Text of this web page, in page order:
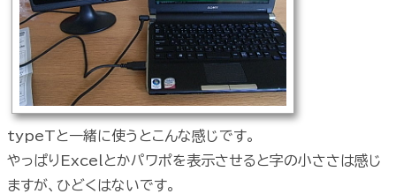
typeTと一緒に使うとこんな感じです。
やっぱりExcelとかパワポを表示させると字の小ささは感じ
ますが、ひどくはないです。